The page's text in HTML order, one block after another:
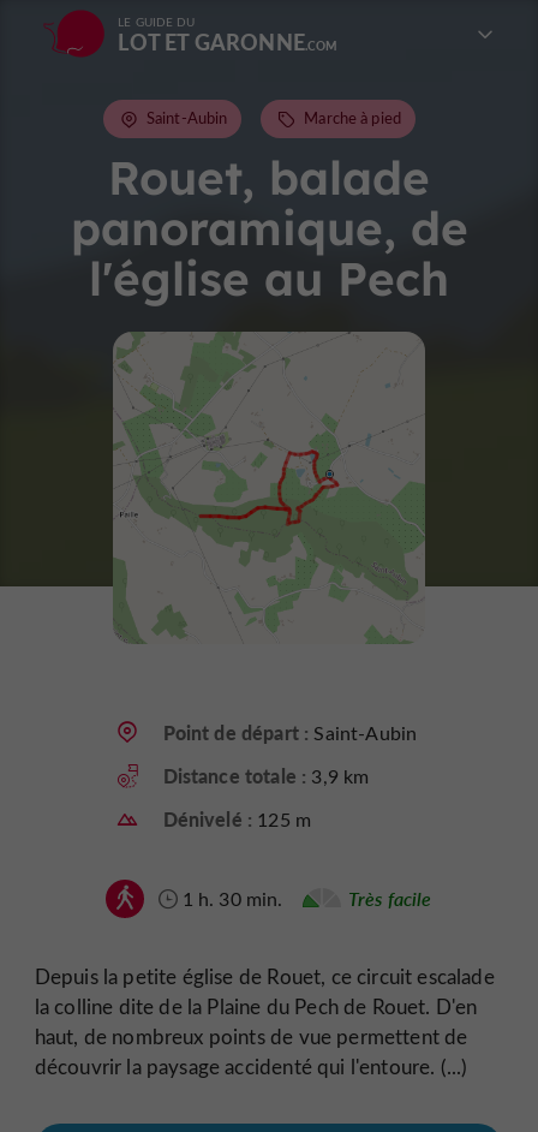
LE GUIDE DU
LOT ET GARONNE
Rouet, balade
panoramique, de
l'église au Pech
Saint-Aubin Marche à pied
Point de départ : Saint-Aubin
Distance totale : 3,9 km
Dénivelé : 125 m
1 h. 30 min. Très facile
Depuis la petite église de Rouet, ce circuit escalade
la colline dite de la Plaine du Pech de Rouet. D'en
haut, de nombreux points de vue permettent de
découvrir la paysage accidenté qui l'entoure. (...)